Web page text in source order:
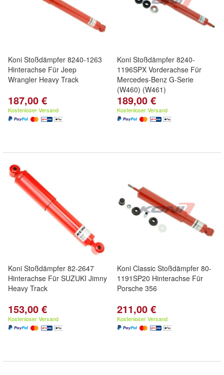
Koni Stoßdämpfer 8240-1263
Hinterachse Für Jeep
Wrangler Heavy Track
187,00 €
Kostenloser Versand
Koni Stoßdämpfer 8240-
1196SPX Vorderachse Für
Mercedes-Benz G-Serie
(W460) (W461)
189,00 €
Kostenloser Versand
Koni Stoßdämpfer 82-2647
Hinterachse Für SUZUKI Jimny
Heavy Track
153,00 €
Kostenloser Versand
Koni Classic Stoßdämpfer 80-
1191SP20 Hinterachse Für
Porsche 356
211,00 €
Kostenloser Versand